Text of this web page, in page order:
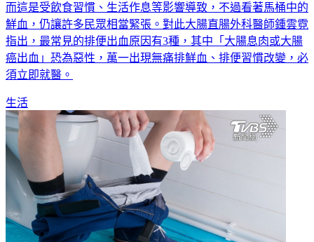
肛門出血要注意！許多人或多或少都曾出現「肛裂」的情形，
而這是受飲食習慣、生活作息等影響導致，不過看著馬桶中的
鮮血，仍讓許多民眾相當緊張。對此大腸直腸外科醫師鍾雲霓
指出，最常見的排便出血原因有3種，其中「大腸息肉或大腸
癌出血」恐為惡性，萬一出現無痛排鮮血、排便習慣改變，必
生活